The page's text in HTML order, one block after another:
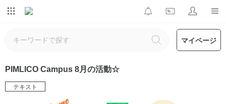
マイページ
PIMLICO Campus 8月の活動☆
テキスト